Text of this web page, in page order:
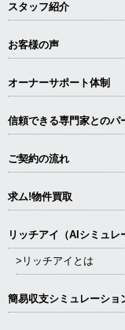
スタッフ紹介
お客様の声
オーナーサポート体制
信頼できる専⾨家とのパ
ご契約の流れ
求ム!物件買取
リッチアイ（AIシミュレ
>リッチアイとは
簡易収支シミュレーショ